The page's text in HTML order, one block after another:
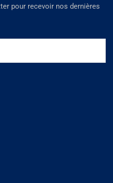
pour recevoir nos dernières